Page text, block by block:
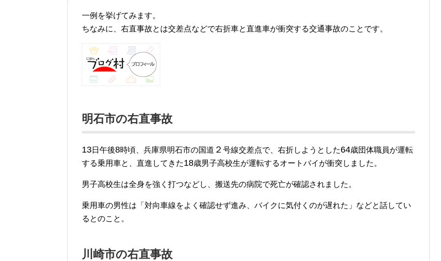
一例を挙げてみます。
ちなみに、右直事故とは交差点などで右折車と直進車が衝突する交通事故のことです。
明石市の右直事故
13日午後8時頃、兵庫県明石市の国道 ２ 号線交差点で、右折しようとした64歳団体職員が運転
する乗用車と、直進してきた18歳男子高校生が運転するオートバイが衝突しました。
男子高校生は全身を強く打つなどし、搬送先の病院で死亡が確認されました。
乗用車の男性は「対向車線をよく確認せず進み、バイクに気付くのが遅れた」などと話してい
るとのこと。
川崎市の右直事故